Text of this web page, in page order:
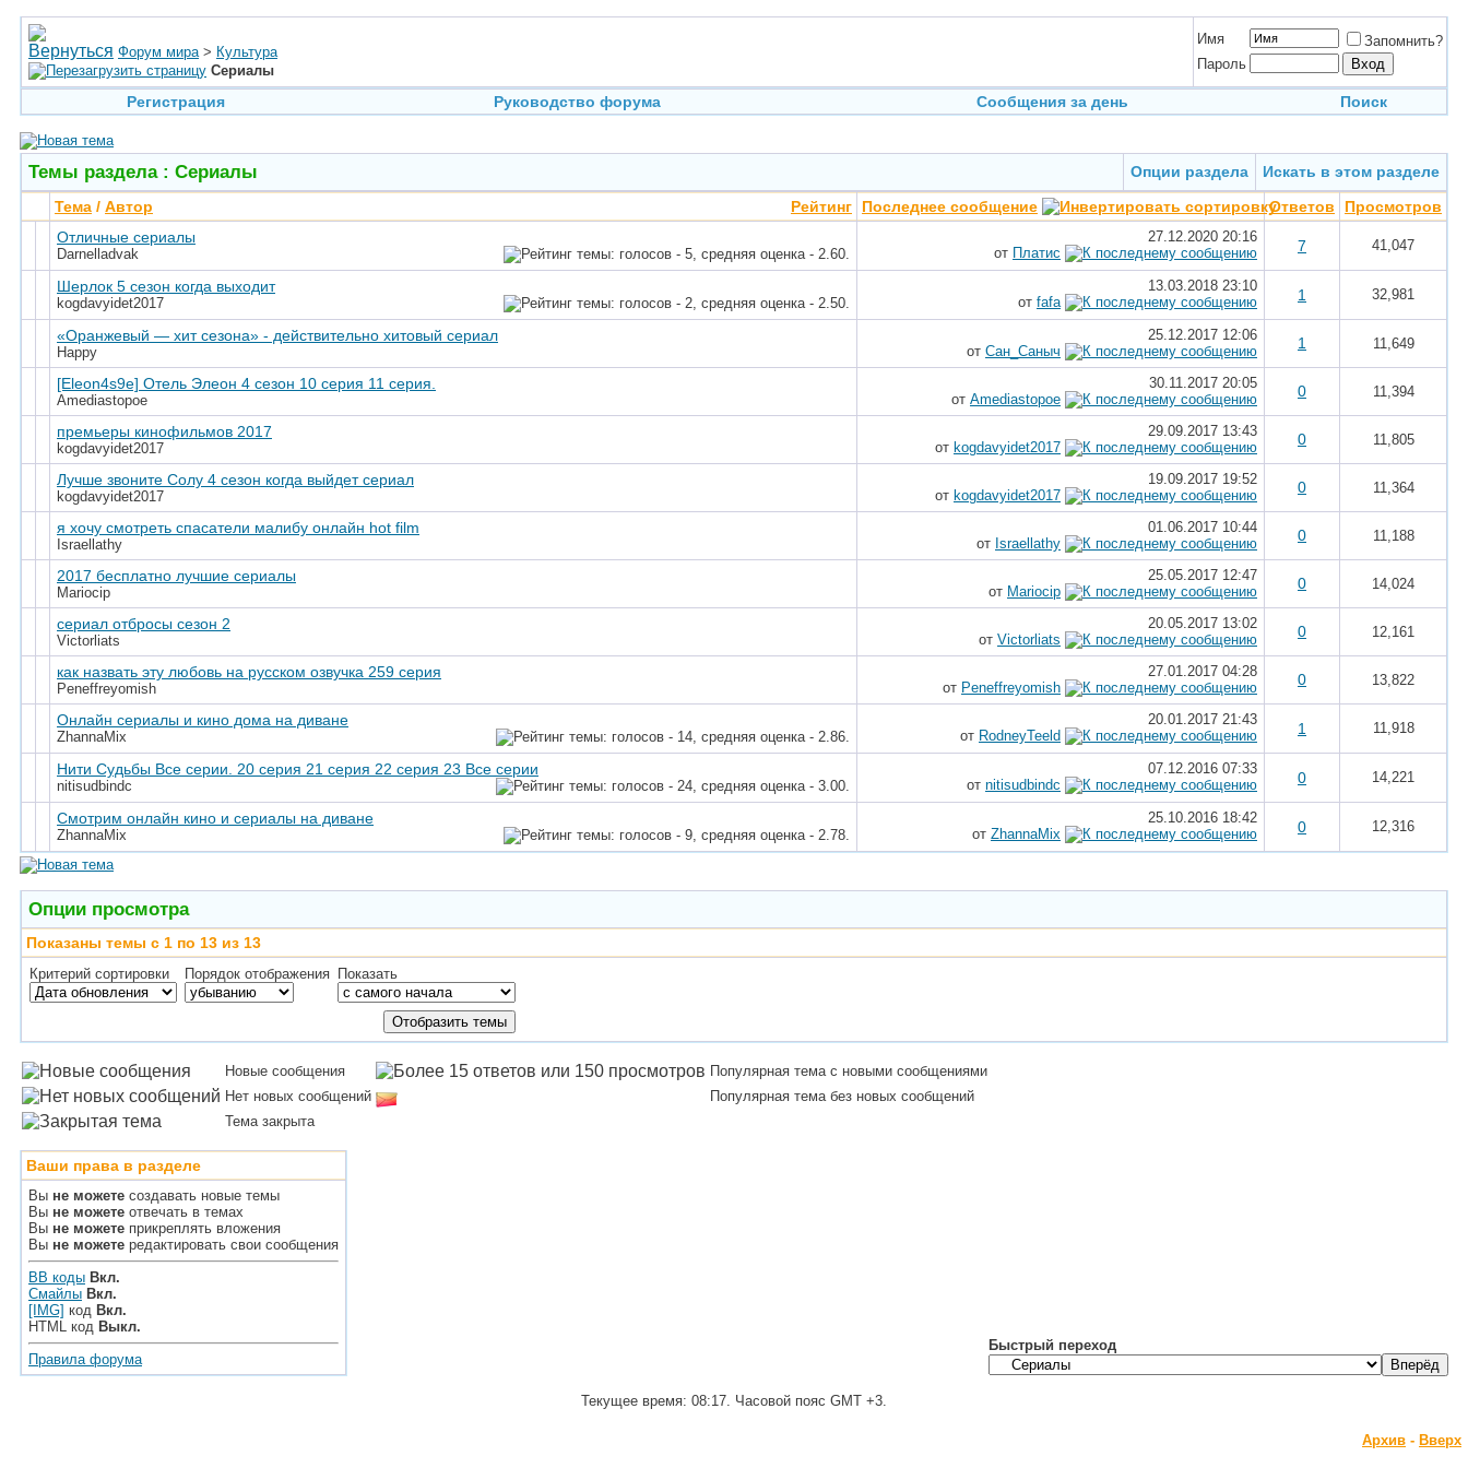
Форум мира > Культура
Сериалы
Имя
Запомнить?
Пароль
Регистрация Руководство форума Сообщения за день Поиск
Темы раздела: Сериалы Опции раздела
Искать в этом разделе
Рейтинг
Тема / Автор Последнее сообщение Ответов
Просмотров
Отличные сериалы
Darnelladvak
27.12.2020 20:16
от Платис 7 41,047
Шерлок 5 сезон когда выходит
kogdavyidet2017
13.03.2018 23:10
от fafa 1 32,981
«Оранжевый — хит сезона» - действительно хитовый сериал
Happy
25.12.2017 12:06
от Сан_Саныч 1 11,649
[Eleon4s9e] Отель Элеон 4 сезон 10 серия 11 серия.
Amediastopoe
30.11.2017 20:05
от Amediastopoe 0 11,394
премьеры кинофильмов 2017
kogdavyidet2017
29.09.2017 13:43
от kogdavyidet2017 0 11,805
Лучше звоните Солу 4 сезон когда выйдет сериал
kogdavyidet2017
19.09.2017 19:52
от kogdavyidet2017 0 11,364
я хочу смотреть спасатели малибу онлайн hot film
Israellathy
01.06.2017 10:44
от Israellathy 0 11,188
2017 бесплатно лучшие сериалы
Mariocip
25.05.2017 12:47
от Mariocip 0 14,024
сериал отбросы сезон 2
Victorliats
20.05.2017 13:02
от Victorliats 0 12,161
как назвать эту любовь на русском озвучка 259 серия
Peneffreyomish
27.01.2017 04:28
от Peneffreyomish 0 13,822
Онлайн сериалы и кино дома на диване
ZhannaMix
20.01.2017 21:43
от RodneyTeeld 1 11,918
Нити Судьбы Все серии. 20 серия 21 серия 22 серия 23 Все серии
nitisudbindc
07.12.2016 07:33
от nitisudbindc 0 14,221
Смотрим онлайн кино и сериалы на диване
ZhannaMix
25.10.2016 18:42
от ZhannaMix 0 12,316
Опции просмотра
Показаны темы с 1 по 13 из 13
Критерий сортировки Порядок отображения Показать
Новые сообщения
Популярная тема с новыми сообщениями
Нет новых сообщений
Популярная тема без новых сообщений
Тема закрыта
Ваши права в разделе
Вы не можете создавать новые темы
Вы не можете отвечать в темах
Вы не можете прикреплять вложения
Вы не можете редактировать свои сообщения
BB коды Вкл.
Смайлы Вкл.
[IMG] код Вкл.
HTML код Выкл.
Правила форума
Быстрый переход
Текущее время: 08:17. Часовой пояс GMT +3.
Архив - Вверх